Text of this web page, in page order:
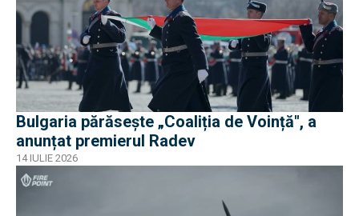
Bulgaria părăsește „Coaliția de Voință", a
anunțat premierul Radev
14 IULIE 2026